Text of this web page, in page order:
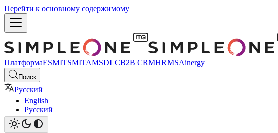
Перейти к основному содержимому
ПлатформаESMITSMITAMSDLCB2B CRMHRMSAinergy
Поиск
Русский
English
Русский